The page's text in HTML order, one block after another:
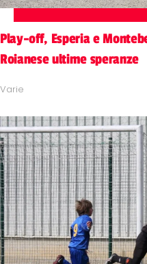
Play-off, Esperia e
Roianese ultime speranze
Varie